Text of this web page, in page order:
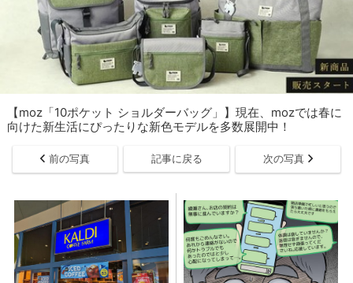
【moz「10ポケット ショルダーバッグ」】現在、mozでは春に
向けた新生活にぴったりな新色モデルを多数展開中！
前の写真 記事に戻る 次の写真